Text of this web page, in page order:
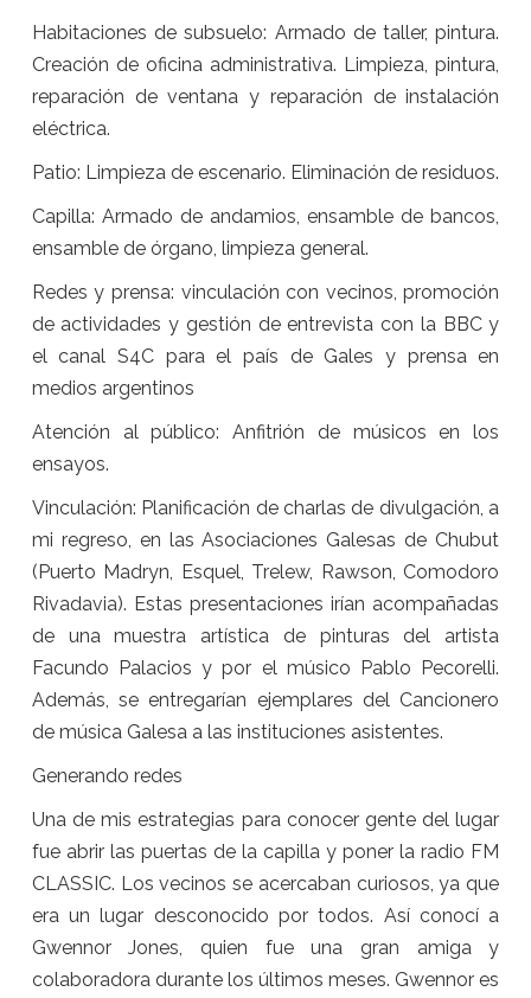
Habitaciones de subsuelo: Armado de taller, pintura.
Creación de oficina administrativa. Limpieza, pintura,
reparación de ventana y reparación de instalación
eléctrica.
Patio: Limpieza de escenario. Eliminación de residuos.
Capilla: Armado de andamios, ensamble de bancos,
ensamble de órgano, limpieza general.
Redes y prensa: vinculación con vecinos, promoción
de actividades y gestión de entrevista con la BBC y
el canal S4C para el país de Gales y prensa en
medios argentinos
Atención al público: Anfitrión de músicos en los
ensayos.
Vinculación: Planificación de charlas de divulgación, a
mi regreso, en las Asociaciones Galesas de Chubut
(Puerto Madryn, Esquel, Trelew, Rawson, Comodoro
Rivadavia). Estas presentaciones irían acompañadas
de una muestra artística de pinturas del artista
Facundo Palacios y por el músico Pablo Pecorelli.
Además, se entregarían ejemplares del Cancionero
de música Galesa a las instituciones asistentes.
Generando redes
Una de mis estrategias para conocer gente del lugar
fue abrir las puertas de la capilla y poner la radio FM
CLASSIC. Los vecinos se acercaban curiosos, ya que
era un lugar desconocido por todos. Así conocí a
Gwennor Jones, quien fue una gran amiga y
colaboradora durante los últimos meses. Gwennor es